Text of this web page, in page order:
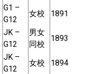
G1 –
G12
女校 1891
JK –
G12
男女
同校
1893
JK –
G12
女校 1894